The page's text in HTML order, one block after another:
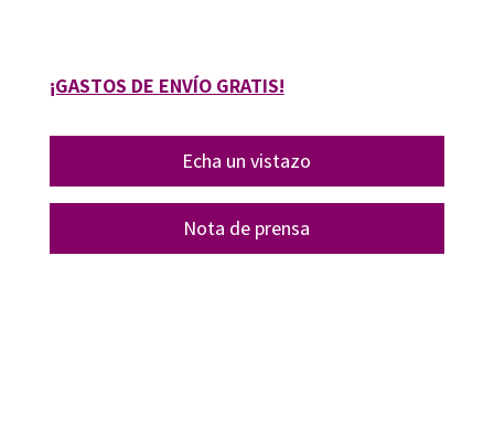
¡GASTOS DE ENVÍO GRATIS!
Echa un vistazo
Nota de prensa